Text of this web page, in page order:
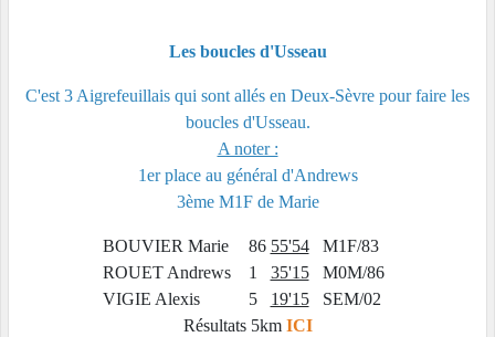
Les boucles d'Usseau
C'est 3 Aigrefeuillais qui sont allés en Deux-Sèvre pour faire les
boucles d'Usseau.
A noter :
1er place au général d'Andrews
3ème M1F de Marie
BOUVIER Marie 86 55'54
M1F/83
ROUET Andrews
1 35'15
M0M/86
VIGIE Alexis
5 19'15
SEM/02
Résultats 5km ICI